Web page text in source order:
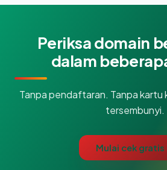
Periksa domain
dalam
Tanpa pendaftaran. Tanpa kartu
tersembunyi.
Mulai cek